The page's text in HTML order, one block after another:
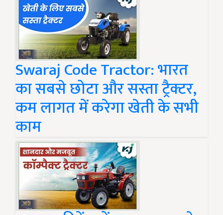
Swaraj Code Tractor: भारत
का सबसे छोटा और सस्ता ट्रैक्टर,
कम लागत में करेगा खेती के सभी
काम